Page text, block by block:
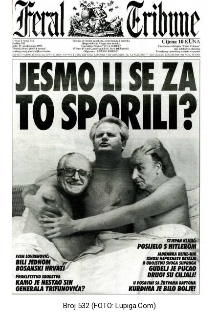
Broj 532 (FOTO: Lupiga.Com)